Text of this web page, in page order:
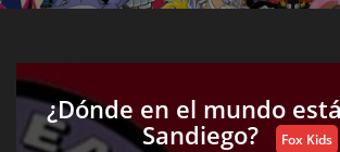
¿Dónde en el mundo
Sandiego?
Fox Kids